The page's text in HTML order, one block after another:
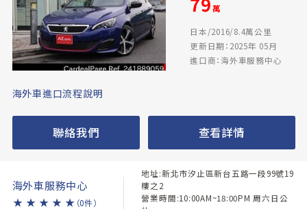
萬
日本/2016/8.4萬公里
更新日期：2025年 05月
進口商：海外車服務中心
海外車進口流程說明
聯絡我們 查看詳情
海外車服務中心
★ ★ ★ ★ ★ （0件）
地址:新北市汐止區新台五路一段99號19
樓之2
營業時間:10:00AM~18:00PM 周六日公